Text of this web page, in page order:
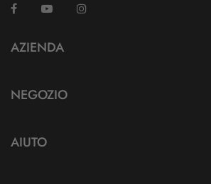
Facebook YouTube
AZIENDA
NEGOZIO
AIUTO